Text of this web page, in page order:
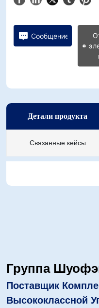
Сообщение
Детали продукта
Связанные кейсы
Группа
Поставщик
Высококлассной